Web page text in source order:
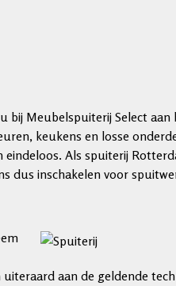
bij Meubelspuiterij Select aan
keukens en losse
Als spuiterij
dus inschakelen voor
aan de geldende